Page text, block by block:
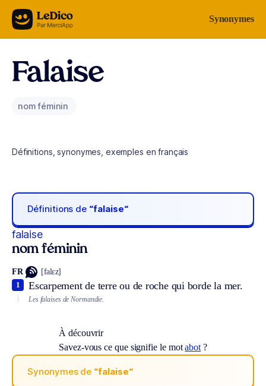
Aller au contenu Synonymes
Falaise
nom féminin
Définitions, synonymes, exemples en français
Définitions de “falaise“
falaise
nom féminin
FR [falɛz]
Escarpement de terre ou de roche qui borde la mer.
1
Les falaises de Normandie.
À découvrir
Savez-vous ce que signifie le motabot ?
Synonymes de “falaise“